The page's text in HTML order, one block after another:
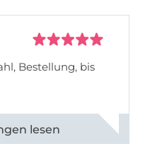
Bestellung, bis
ansehen